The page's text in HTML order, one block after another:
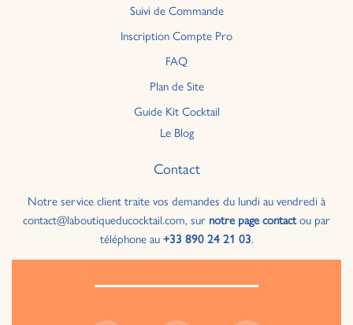
Suivi de Commande
Inscription Compte Pro
FAQ
Plan de Site
Guide Kit Cocktail
Le Blog
Contact
Notre service client traite vos demandes du lundi au vendredi à
contact@laboutiqueducocktail.com, sur notre page contactou par
téléphone au+33 890 24 21 03.